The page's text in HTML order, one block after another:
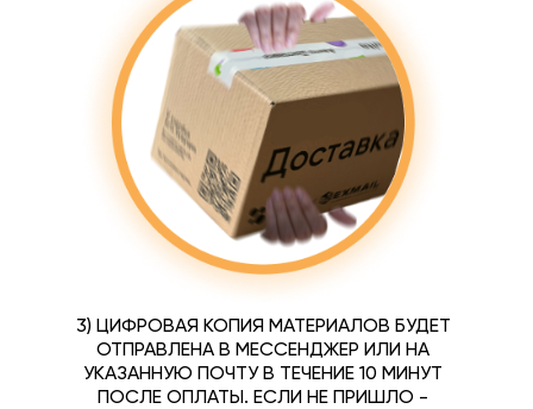
3) ЦИФРОВАЯ КОПИЯ МАТЕРИАЛОВ БУДЕТ
ОТПРАВЛЕНА В МЕССЕНДЖЕР ИЛИ НА
УКАЗАННУЮ ПОЧТУ В ТЕЧЕНИЕ 10 МИНУТ
ПОСЛЕ ОПЛАТЫ. ЕСЛИ НЕ ПРИШЛО -